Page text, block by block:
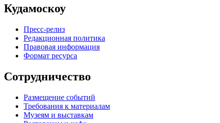
Кудамоскоу
Пресс-релиз
Редакционная политика
Правовая информация
Формат ресурса
Сотрудничество
Размещение событий
Требования к материалам
Музеям и выставкам